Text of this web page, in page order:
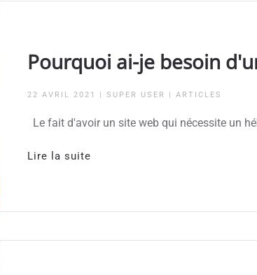
Pourquoi ai-je besoin
22 AVRIL 2021 | SUPER USER | ARTICLES
Le fait d'avoir un site web qui nécessite un
Lire la suite